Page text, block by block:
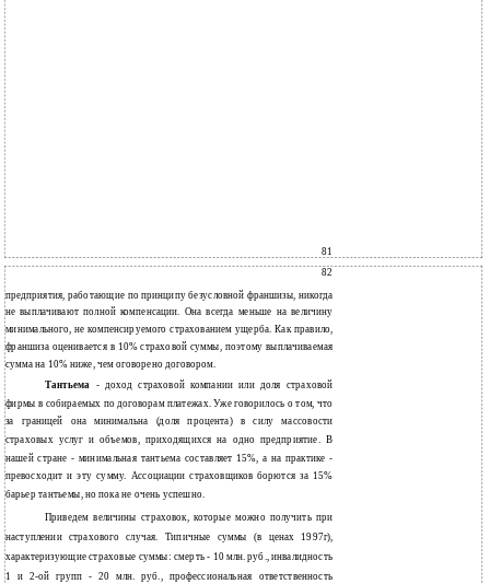
81
82
предприятия, работающие по принципу безусловной франшизы, никогда
не выплачивают полной компенсации. Она всегда меньше на величину
минимального, не компенсируемого страхованием ущерба. Как правило,
франшиза оценивается в 10% страховой суммы, поэтому выплачиваемая
сумма на 10% ниже, чем оговорено договором.
Тантьема - доход страховой компании или доля страховой
фирмы в собираемых по договорам платежах. Уже говорилось о том, что
за границей она минимальна (доля процента) в силу массовости
страховых услуг и объемов, приходящихся на одно предприятие. В
нашей стране - минимальная тантьема составляет 15%, а на практике -
превосходит и эту сумму. Ассоциации страховщиков борются за 15%
барьер тантьемы, но пока не очень успешно.
Приведем величины страховок, которые можно получить при
наступлении страхового случая. Типичные суммы (в ценах 1997г),
характеризующие страховые суммы: смерть - 10 млн. руб., инвалидность
1 и 2-ой групп - 20 млн. руб., профессиональная ответственность